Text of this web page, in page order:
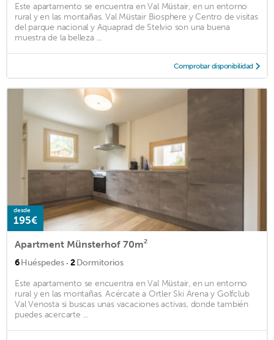
Este apartamento se encuentra en Val Müstair, en un entorno
rural y en las montañas. Val Müstair Biosphere y Centro de visitas
del parque nacional y Aquaprad de Stelvio son una buena
muestra de la belleza ...
Comprobar disponibilidad
desde
195€
Apartment Münsterhof 70m²
6Huéspedes · 2Dormitorios
Este apartamento se encuentra en Val Müstair, en un entorno
rural y en las montañas. Acércate a Ortler Ski Arena y Golfclub
Val Venosta si buscas unas vacaciones activas, donde también
puedes acercarte ...